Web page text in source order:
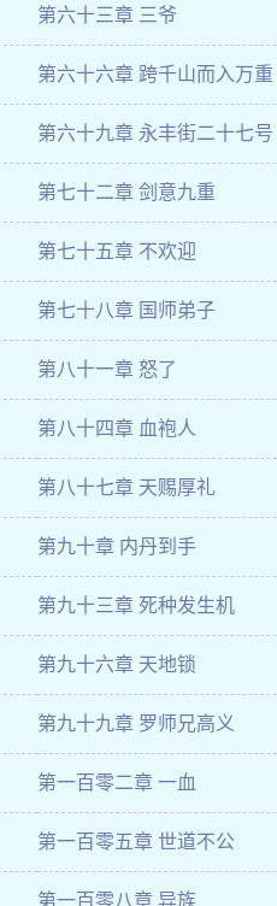
第六十三章 三爷
第六十六章 跨千山而入万重
第六十九章 永丰街二十七号
第七十二章 剑意九重
第七十五章 不欢迎
第七十八章 国师弟子
第八十一章 怒了
第八十四章 血袍人
第八十七章 天赐厚礼
第九十章 内丹到手
第九十三章 死种发生机
第九十六章 天地锁
第九十九章 罗师兄高义
第一百零二章 一血
第一百零五章 世道不公
第一百零八章 异族